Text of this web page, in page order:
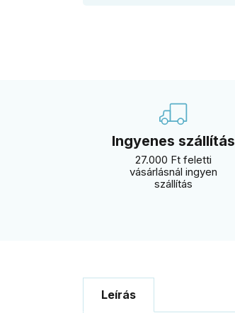
Ingyenes szállítás
27.000 Ft feletti
vásárlásnál ingyen
szállítás
Leírás